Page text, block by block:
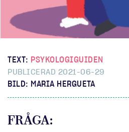
TEXT: PSYKOLOGIGUIDEN
PUBLICERAD 2021-06-29
BILD: MARIA HERGUETA
FRÅGA: